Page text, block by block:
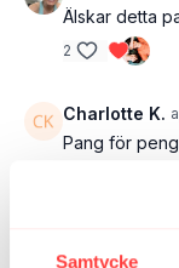
Samtycke
Älskar detta
2
Charlotte K.
Pang för